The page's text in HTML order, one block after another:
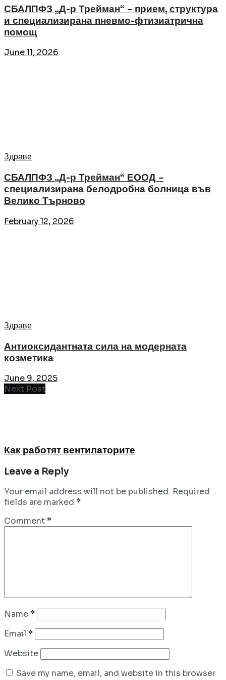
СБАЛПФЗ „Д-р Трейман“ – прием, структура
и специализирана пневмо-фтизиатрична
помощ
June 11, 2026
Здраве
СБАЛПФЗ „Д-р Трейман“ ЕООД –
специализирана белодробна болница във
Велико Търново
February 12, 2026
Здраве
Антиоксидантната сила на модерната
козметика
June 9, 2025
Next Post
Как работят вентилаторите
Leave a Reply
Your email address will not be published. Required
fields are marked *
Comment*
Name*
Email *
Website
Save my name, email, and website in this browser